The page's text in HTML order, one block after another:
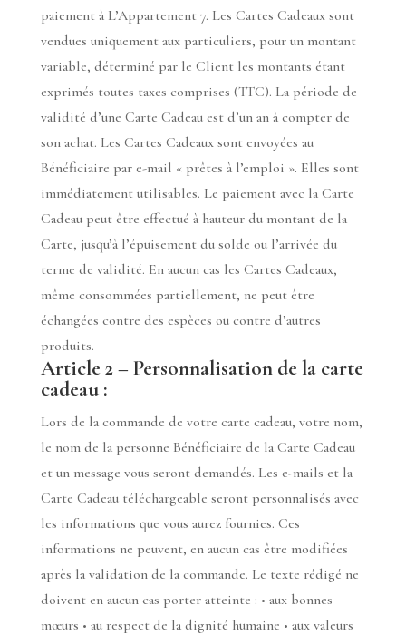
paiement à L’Appartement 7. Les Cartes Cadeaux sont
vendues uniquement aux particuliers, pour un montant
variable, déterminé par le Client les montants étant
exprimés toutes taxes comprises (TTC). La période de
validité d’une Carte Cadeau est d’un an à compter de
son achat. Les Cartes Cadeaux sont envoyées au
Bénéficiaire par e-mail « prêtes à l’emploi ». Elles sont
immédiatement utilisables. Le paiement avec la Carte
Cadeau peut être effectué à hauteur du montant de la
Carte, jusqu’à l’épuisement du solde ou l’arrivée du
terme de validité. En aucun cas les Cartes Cadeaux,
même consommées partiellement, ne peut être
échangées contre des espèces ou contre d’autres
produits.
Article 2 – Personnalisation de la carte
cadeau :
Lors de la commande de votre carte cadeau, votre nom,
le nom de la personne Bénéficiaire de la Carte Cadeau
et un message vous seront demandés. Les e-mails et la
Carte Cadeau téléchargeable seront personnalisés avec
les informations que vous aurez fournies. Ces
informations ne peuvent, en aucun cas être modifiées
après la validation de la commande. Le texte rédigé ne
doivent en aucun cas porter atteinte : • aux bonnes
mœurs • au respect de la dignité humaine • aux valeurs